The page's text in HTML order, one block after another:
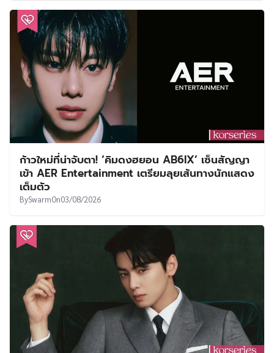
ก้าวใหม่ที่น่าจับตา! ‘คิมดงฮยอน AB6IX’ เซ็นสัญญา
เข้า AER Entertainment เตรียมลุยเส้นทางนักแสดง
เต็มตัว
BySwarmOn03/08/2026